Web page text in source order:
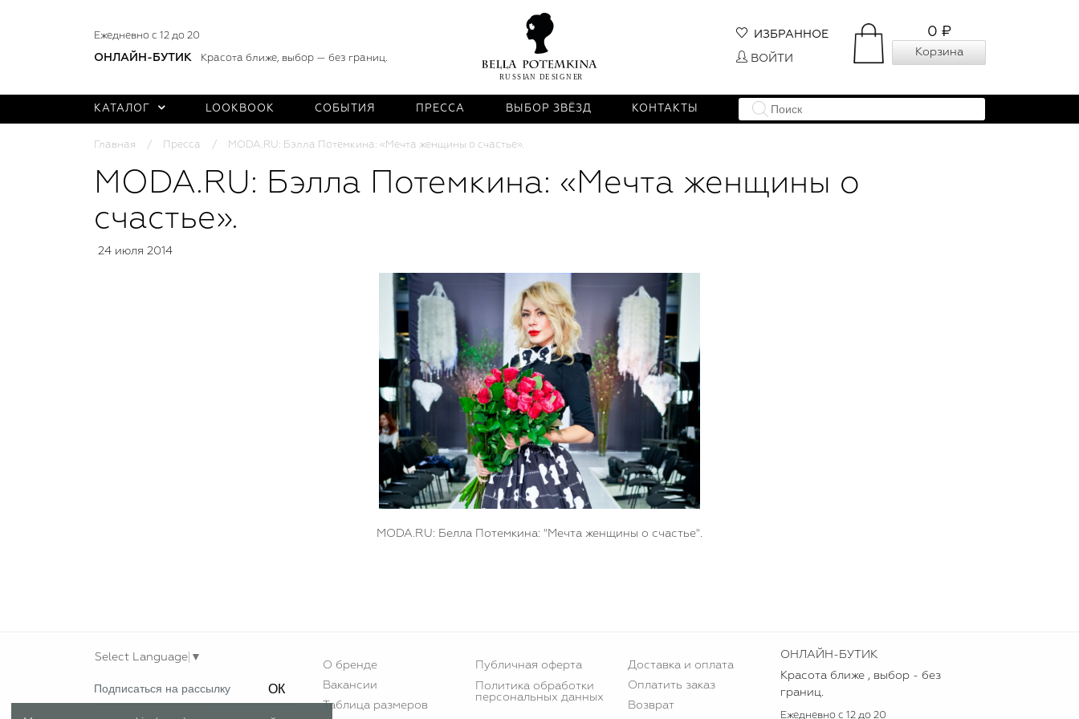
Ежедневно с 12 до 20
ОНЛАЙН-БУТИК Красота ближе, выбор — без границ.
0 ₽
Корзина
ИЗБРАННОЕ
ВОЙТИ
КАТАЛОГ LOOKBOOK СОБЫТИЯ ПРЕССА ВЫБОР ЗВЁЗД КОНТАКТЫ
Главная Пресса MODA.RU: Бэлла Потемкина: «Мечта женщины о счастье».
MODA.RU: Бэлла Потемкина: «Мечта женщины о
счастье».
24 июля 2014
MODA.RU: Белла Потемкина: "Мечта женщины о счастье".
Select Language ▼
ОК
О бренде
Вакансии
Таблица размеров
Публичная оферта
Политика обработки
персональных данных
Доставка и оплата
Оплатить заказ
Возврат
ОНЛАЙН-БУТИК
Красота ближе , выбор - без
границ.
Ежедневно с 12 до 20